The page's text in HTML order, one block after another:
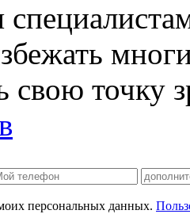
свою
персональных данных.